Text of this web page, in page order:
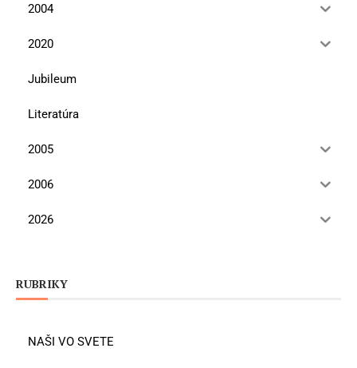
2004
2020
Jubileum
Literatúra
2005
2006
2026
RUBRIKY
NAŠI VO SVETE